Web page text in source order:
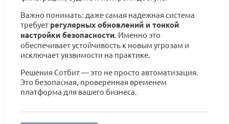
Важно понимать: даже самая надежная система
требует регулярных обновлений и тонкой
настройки безопасности . Именно это
обеспечивает устойчивость к новым угрозам и
исключает уязвимости на практике.
Решения Сотбит — это не просто автоматизация.
Это безопасная, проверенная временем
платформа для вашего бизнеса.